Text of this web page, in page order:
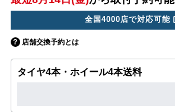
全国4000店で対応可能
店舗交換予約とは
タイヤ4本・ホイール4本送料